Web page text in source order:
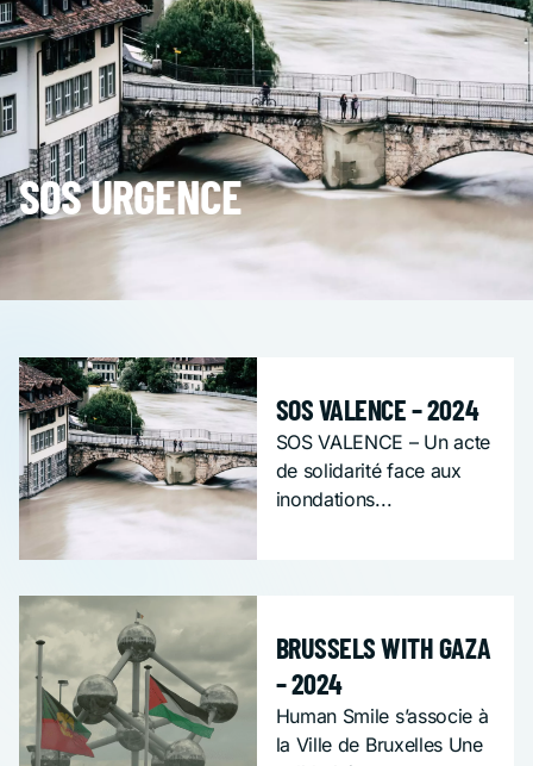
SOS URGENCE
SOS VALENCE – 2024
SOS VALENCE – Un acte
de solidarité face aux
inondations...
BRUSSELS WITH GAZA
– 2024
Human Smile s’associe à
la Ville de Bruxelles Une